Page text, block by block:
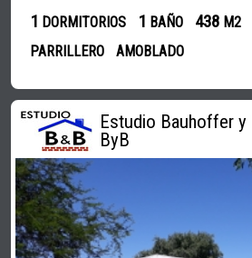
1 DORMITORIOS 1 BAÑO 438 M2
PARRILLERO
AMOBLADO
Estudio Bauhoffer
ByB